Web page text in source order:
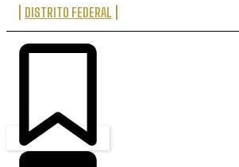
DISTRITO FEDERAL